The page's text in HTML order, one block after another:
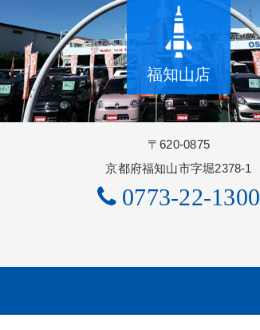
福知山店
〒620-0875
京都府福知山市字堀2378-1
0773-22-1300